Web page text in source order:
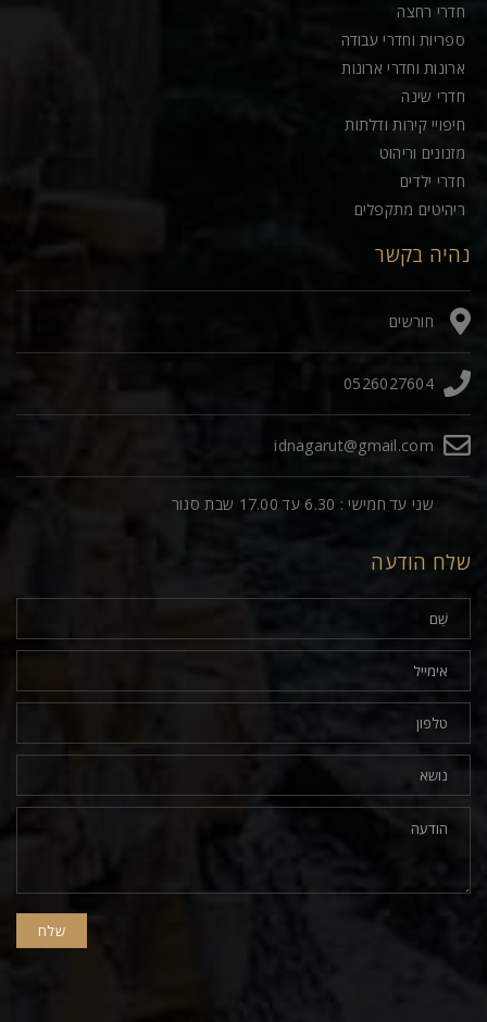
חדרי רחצה
ספריות וחדרי עבודה
ארונות וחדרי ארונות
חדרי שינה
חיפויי קירות ודלתות
מזנונים וריהוט
חדרי ילדים
ריהיטים מתקפלים
נהיה בקשר
חורשים
0526027604
idnagarut@gmail.com
שני עד חמישי : 6.30 עד 17.00 שבת סגור
שלח הודעה